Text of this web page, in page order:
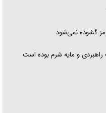
گشوده نمی‌شود
و مایه شرم بوده است